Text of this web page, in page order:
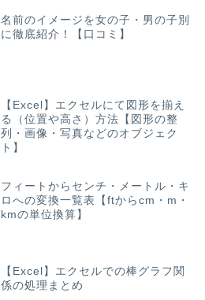
名前のイメージを女の子・男の子別
に徹底紹介！【口コミ】
【Excel】エクセルにて図形を揃え
る（位置や高さ）方法【図形の整
列・画像・写真などのオブジェク
ト】
フィートからセンチ・メートル・キ
ロへの変換一覧表【ftからcm・m・
kmの単位換算】
【Excel】エクセルでの棒グラフ関
係の処理まとめ